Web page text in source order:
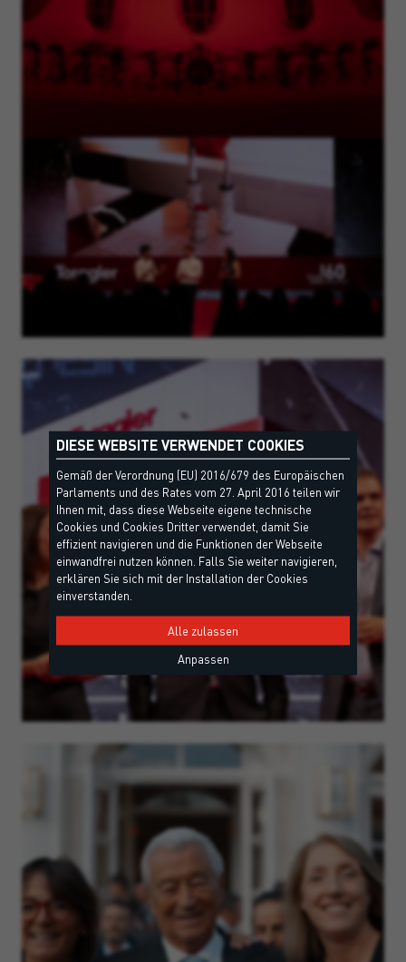
DIESE WEBSITE VERWENDET COOKIES
Gemäß der Verordnung (EU) 2016/679 des Europäischen
Parlaments und des Rates vom 27. April 2016 teilen wir
Ihnen mit, dass diese Webseite eigene technische
Cookies und Cookies Dritter verwendet, damit Sie
effizient navigieren und die Funktionen der Webseite
einwandfrei nutzen können. Falls Sie weiter navigieren,
erklären Sie sich mit der Installation der Cookies
einverstanden.
Alle zulassen
Anpassen